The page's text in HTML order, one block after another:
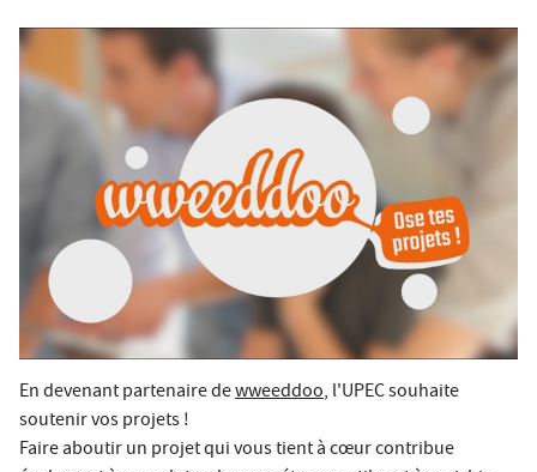
En devenant partenaire dewweeddoo, l'UPEC souhaite
soutenir vos projets !
Faire aboutir un projet qui vous tient à cœur contribue